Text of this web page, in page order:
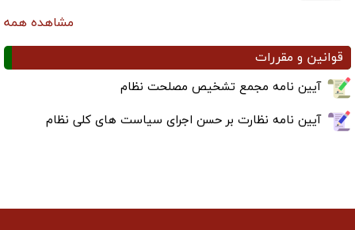
مشاهده همه
قوانین و مقررات
آیین نامه مجمع تشخیص مصلحت نظام
آیین نامه نظارت بر حسن اجرای سیاست های کلی نظام